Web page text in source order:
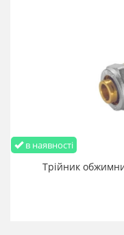
в наявності
Трійник